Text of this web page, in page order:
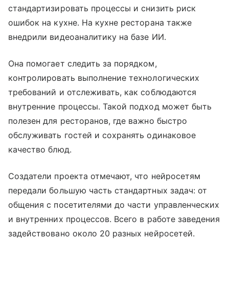
стандартизировать процессы и снизить риск
ошибок на кухне. На кухне ресторана также
внедрили видеоаналитику на базе ИИ.
Она помогает следить за порядком,
контролировать выполнение технологических
требований и отслеживать, как соблюдаются
внутренние процессы. Такой подход может быть
полезен для ресторанов, где важно быстро
обслуживать гостей и сохранять одинаковое
качество блюд.
Создатели проекта отмечают, что нейросетям
передали большую часть стандартных задач: от
общения с посетителями до части управленческих
и внутренних процессов. Всего в работе заведения
задействовано около 20 разных нейросетей.